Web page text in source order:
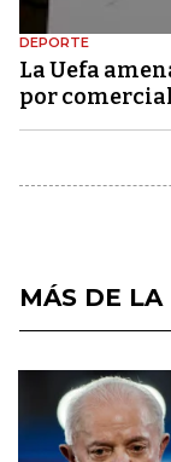
DEPORTE
La Uefa
por
MÁS DE